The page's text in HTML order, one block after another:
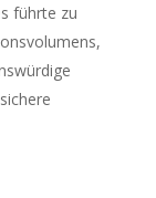
führte zu